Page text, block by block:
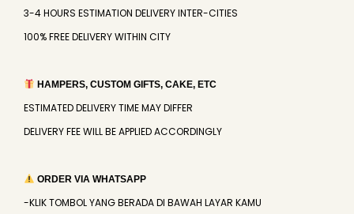
3-4 HOURS ESTIMATION DELIVERY INTER-CITIES
100% FREE DELIVERY WITHIN CITY
HAMPERS, CUSTOM GIFTS, CAKE, ETC
ESTIMATED DELIVERY TIME MAY DIFFER
DELIVERY FEE WILL BE APPLIED ACCORDINGLY
ORDER VIA WHATSAPP
-KLIK TOMBOL YANG BERADA DI BAWAH LAYAR KAMU